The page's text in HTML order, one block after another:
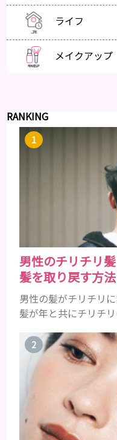
ライフ
メイクアップ
RANKING
男性のチリチリ
髪を取り戻す方
男性の髪がチリチリ
髪が年と共にチリチ
にツヤがあった男性
でペタンとするよう
ょう。特に大人の男
以降の男性に悩んで
髪が生え変わるサイ
ます。髪が太くなら